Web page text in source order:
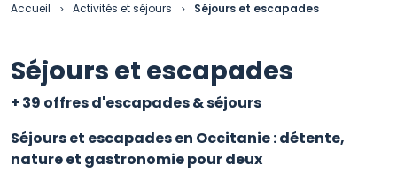
Accueil > Activités et séjours > Séjours et escapades
Séjours et escapades
+ 39 offres d'escapades & séjours
Séjours et escapades en Occitanie : détente,
nature et gastronomie pour deux